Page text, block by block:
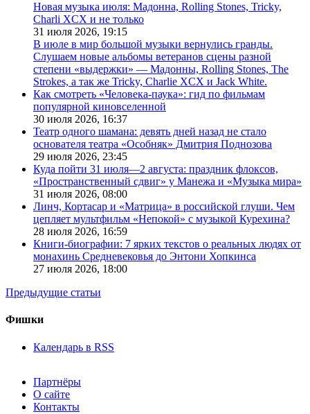
Новая музыка июля: Мадонна, Rolling Stones, Tricky,
Charli XCX и не только
31 июля 2026, 19:15
В июле в мир большой музыки вернулись гранды.
Слушаем новые альбомы ветеранов сцены разной
степени «выдержки» — Мадонны, Rolling Stones, The
Strokes, а так же Tricky, Charlie XCX и Jack White.
Как смотреть «Человека-паука»: гид по фильмам
популярной киновселенной
30 июля 2026, 16:37
Театр одного шамана: девять дней назад не стало
основателя театра «Особняк» Дмитрия Поднозова
29 июля 2026, 23:45
Куда пойти 31 июля—2 августа: праздник флоксов,
«Пространственный сдвиг» у Манежа и «Музыка мира»
31 июля 2026, 08:00
Линч, Кортасар и «Матрица» в российской глуши. Чем
цепляет мультфильм «Непокой» с музыкой Курехина?
28 июля 2026, 16:59
Книги-биографии: 7 ярких текстов о реальных людях от
монахинь Средневековья до Энтони Хопкинса
27 июля 2026, 18:00
Предыдущие статьи
Фишки
Календарь в RSS
Партнёры
О сайте
Контакты